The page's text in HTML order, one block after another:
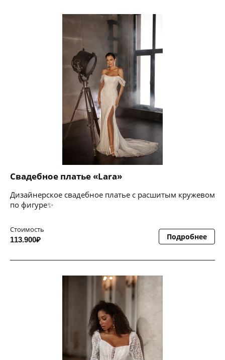
Свадебное платье «Lara»
Дизайнерское свадебное платье с расшитым кружевом
по фигуре✨
Стоимость
113.900₽ Подробнее